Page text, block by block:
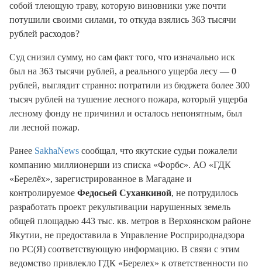
собой тлеющую траву, которую виновники уже почти
потушили своими силами, то откуда взялись 363 тысячи
рублей расходов?
Суд снизил сумму, но сам факт того, что изначально иск
был на 363 тысячи рублей, а реального ущерба лесу — 0
рублей, выглядит странно: потратили из бюджета более 300
тысяч рублей на тушение лесного пожара, который ущерба
лесному фонду не причинил и осталось непонятным, был
ли лесной пожар.
Ранее SakhaNews сообщал, что якутские судьи пожалели
компанию миллионерши из списка «Форбс». АО «ГДК
«Берелёх», зарегистрированное в Магадане и
контролируемое Федосьей Суханкиной, не потрудилось
разработать проект рекультивации нарушенных земель
общей площадью 443 тыс. кв. метров в Верхоянском районе
Якутии, не предоставила в Управление Росприроднадзора
по РС(Я) соответствующую информацию. В связи с этим
ведомство привлекло ГДК «Берелех» к ответственности по